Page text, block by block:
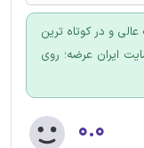
و در کوتاه ترین
ایران عرضه؛ روی
۰.۰